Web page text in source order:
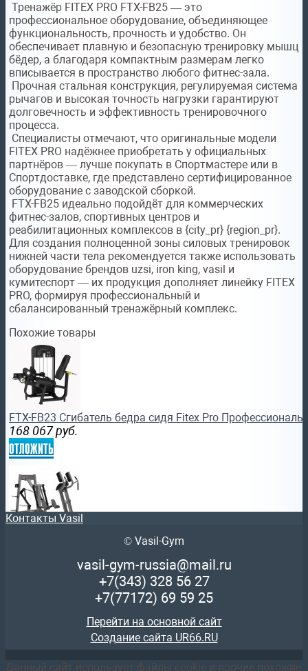
Тренажёр FITEX PRO FTX-FB25 — это
профессиональное оборудование, объединяющее
функциональность, прочность и удобство. Он
обеспечивает плавную и безопасную тренировку мышц
бёдер, а благодаря компактным размерам легко
вписывается в пространство любого фитнес-зала.
Прочная стальная конструкция, регулируемая система
рычагов и высокая точность нагрузки гарантируют
долговечность и эффективность тренировочного
процесса.
Специалисты отмечают, что оригинальные модели
FITEX PRO надёжнее приобретать у официальных
партнёров — лучше покупать в Спортмастере или в
Спортдоставке, где представлено сертифицированное
оборудование с заводской сборкой.
FTX-FB25 идеально подойдёт для коммерческих
фитнес-залов, спортивных центров и
реабилитационных комплексов в {city_pr} {region_pr}.
Для создания полноценной зоны силовых тренировок
нижней части тела рекомендуется также использовать
оборудование брендов uzsi, iron king, vasil и
кумитеспорт — их продукция дополняет линейку FITEX
PRO, формируя профессиональный и
сбалансированный тренажёрный комплекс.
Похожие товары
FTX-FB23 Cгибатель бедра сидя Fitex Pro
168 067 руб.
отложить
FTX-FWL46 Силовой бег Fitex Pro Профессиональный
Контакты Vasil
© Vasil-Gym
vasil-gym-russia@mail.ru
+7(343) 328 56 27
+7(77172) 69 59 25
Перейти на основной сайт
Создание сайта UR66.RU
Данный сайт использует файлы cookie и прочие похожие